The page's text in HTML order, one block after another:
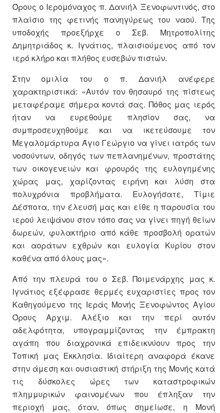
Όρους ο Ιερομόναχος π. Δανιήλ Ξενοφωντινός, στο
πλαίσιο της φετινής πανηγύρεως του ναού. Της
υποδοχής προεξήρχε ο Σεβ. Μητροπολίτης
Δημητριάδος κ. Ιγνάτιος, πλαισιούμενος από τον
ιερό κλήρο και πλήθος ευσεβών πιστών.
Στην ομιλία του ο π. Δανιήλ ανέφερε
χαρακτηριστικά: «Αυτόν τον θησαυρό της πίστεως
μεταφέραμε σήμερα κοντά σας. Πόθος μας ιερός
ήταν να ευρεθούμε πλησίον σας, να
συμπροσευχηθούμε και να ικετεύσουμε τον
Μεγαλομάρτυρα Άγιο Γεώργιο να γίνει ιατρός των
νοσούντων, οδηγός των πεπλανημένων, προστάτης
των οικογενειών και φρουρός της ευλογημένης
χώρας μας, χαρίζοντας ειρήνη και λύση στα
πολυχρόνια προβλήματα. Ευλογήσατε, Τίμιε
Δέσποτα, την έλευσή μας και είθε η παρουσία του
ιερού λειψάνου στον τόπο σας να γίνει πηγή θείων
δωρεών, φυλακτήριο από κάθε προσβολή ορατών
και αοράτων εχθρών και ευλογία Κυρίου στον
καθένα από όλους μας».
Από την πλευρά του ο Σεβ. Ποιμενάρχης μας κ.
Ιγνάτιος εξέφρασε θερμές ευχαριστίες προς τον
Καθηγούμενο της Ιεράς Μονής Ξενοφώντος Αγίου
Όρους Αρχιμ. Αλέξιο και την περί αυτόν
αδελφότητα, υπογραμμίζοντας την έμπρακτη
αγάπη που διαχρονικά επιδεικνύουν προς την
Τοπική μας Εκκλησία. Ιδιαίτερη αναφορά έκανε
στην άμεση και ουσιαστική στήριξη της Μονής κατά
τις δύσκολες ώρες των καταστροφικών
πλημμυρικών φαινομένων που έπληξαν την
περιοχή μας, όταν, όπως σημείωσε, η Μονή